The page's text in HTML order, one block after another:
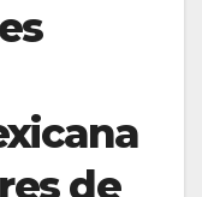
de